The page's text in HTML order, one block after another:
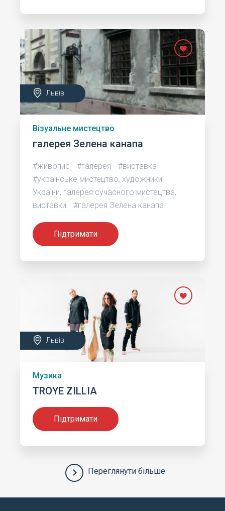
Львів
Візуальне мистецтво
галерея Зелена канапа
#живопис #галерея
#виставка
#українське мистецтво, художники
України, галерея сучасного мистецтва,
виставки
#галерея Зелена канапа
Підтримати
Львів
Музика
TROYE ZILLIA
Підтримати
Переглянути більше